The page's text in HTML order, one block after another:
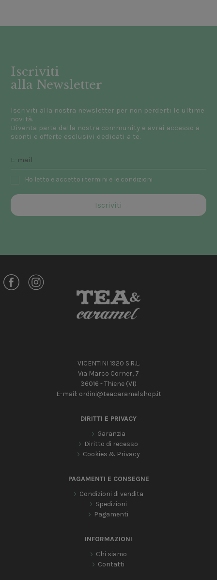
Iscriviti
alla Newsletter
Iscriviti alla nostra newsletter per non perderti le ultime
novità.
Diventa parte della nostra community e avrai accesso a
sconti e offerte esclusivi dedicati a te.
Ho letto e accetto i termini e le condizioni
VICENTINI 1920 S.R.L.
Via Marco Corner, 7
36016 - Thiene (VI)
E-mail: ordini@teacaramelshop.it
DIRITTI E PRIVACY
Garanzia
Diritto di recesso
Cookies & Privacy
PAGAMENTI E CONSEGNE
Condizioni di vendita
Spedizioni
Pagamenti
INFORMAZIONI
Chi siamo
Contatti